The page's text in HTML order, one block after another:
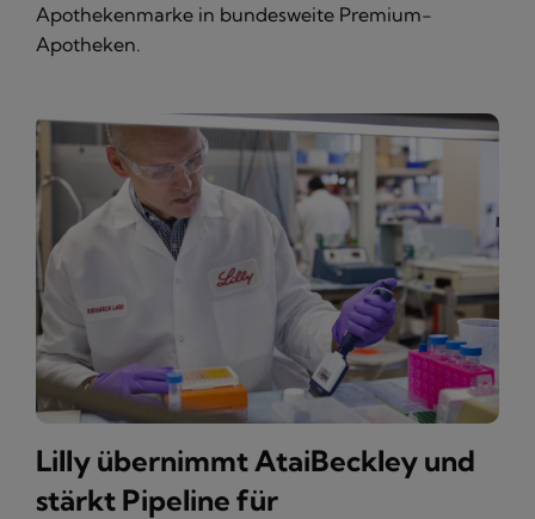
Apothekenmarke in bundesweite Premium-
Apotheken.
Lilly übernimmt AtaiBeckley und
stärkt Pipeline für